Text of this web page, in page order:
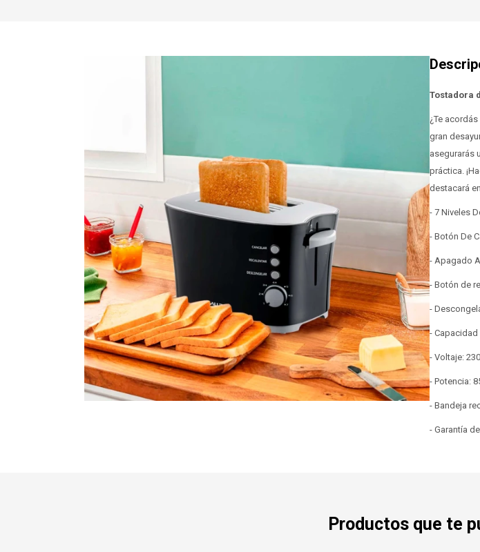
Tostadora
¿Te
gran
asegurarás
práctica.
destacará
- 7 Niveles
- Botón De
- Apagado
- Botón de
-
- Capacidad
- Voltaje:
- Potencia:
- Bandeja
- Garantía
Productos que te